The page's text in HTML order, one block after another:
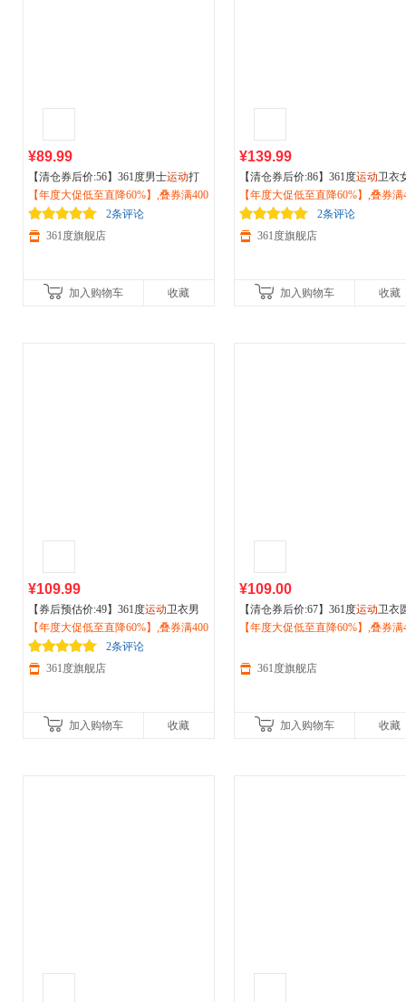
¥89.99
【清仓券后价:56】361度男士运动打
底衫2026秋冬季保暖休闲上衣圆领上
衣552443802
【年度大促低至直降60%】,叠券满400
减150/600减230,立即抢购！
2条评论
361度旗舰店
加入购物车 收藏
¥139.99
【清仓券后价:86】361度运动卫衣
026秋季长袖打底衫时尚圆领休闲
562514821
【年度大促低至直降60%】,叠券满
减150/600减230,立即抢购！
2条评论
361度旗舰店
加入购物车 收藏
¥109.99
【券后预估价:49】361度运动卫衣男
士2026春季长袖圆领套头上衣宽松打
底衫652334801D
【年度大促低至直降60%】,叠券满400
减150/600减230,立即抢购！
2条评论
361度旗舰店
加入购物车 收藏
¥109.00
【清仓券后价:67】361度运动卫衣
领上衣复古长袖套头衫2026秋季运
【年度大促低至直降60%】,叠券满
361度旗舰店
加入购物车 收藏